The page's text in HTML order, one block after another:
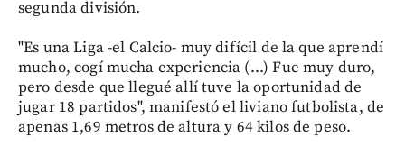
segunda división.
"Es una Liga -el Calcio- muy difícil de la que aprendí
mucho, cogí mucha experiencia (...) Fue muy duro,
pero desde que llegué allí tuve la oportunidad de
jugar 18 partidos", manifestó el liviano futbolista, de
apenas 1,69 metros de altura y 64 kilos de peso.